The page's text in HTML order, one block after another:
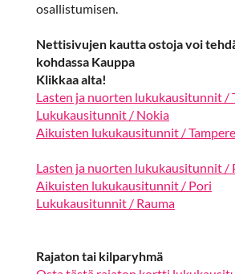
osallistumisen.
Nettisivujen kautta ostoja voi
kohdassa Kauppa
Klikkaa alta!
Lasten ja nuorten lukukausitunnit /
Lukukausitunnit / Nokia
Aikuisten lukukausitunnit / Tampere
Lasten ja nuorten lukukausitunnit /
Aikuisten lukukausitunnit / Pori
Lukukausitunnit / Rauma
Rajaton tai kilparyhmä